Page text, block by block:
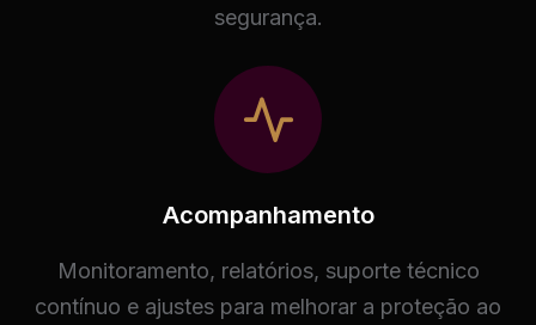
segurança.
Acompanhamento
Monitoramento, relatórios, suporte técnico
contínuo e ajustes para melhorar a proteção ao